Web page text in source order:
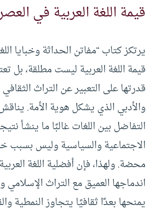
قيمة اللغة العربية في
يرتكز كتاب “مفاتن الحداثة وخبايا
قيمة اللغة العربية ليست مطلقة، بل
قدرتها على التعبير عن التراث
والأدبي الذي يشكل هوية الأمة.
التفاضل بين اللغات غالبًا ما ينشأ
الاجتماعية والسياسية وليس بسبب
محضة. ولهذا، فإن أفضلية اللغة
اندماجها العميق مع التراث الإسلامي
يمنحها بعدًا ثقافيًا يتجاوز النمطية